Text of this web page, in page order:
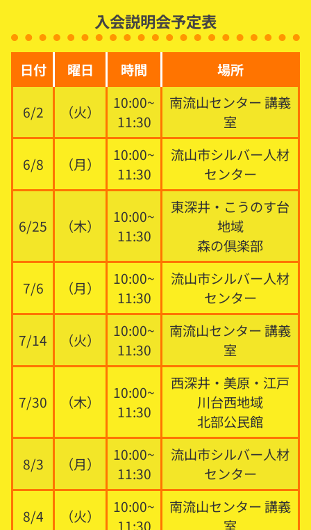
入会説明会予定表
日付 曜日 時間 場所
6/2 （火）
10:00~
11:30
南流山センター 講義
室
6/8 （月）
10:00~
11:30
流山市シルバー人材
センター
6/25 （木）
10:00~
11:30
東深井・こうのす台
地域
森の倶楽部
7/6 （月）
10:00~
11:30
流山市シルバー人材
センター
7/14 （火）
10:00~
11:30
南流山センター 講義
室
7/30 （木）
10:00~
11:30
西深井・美原・江戸
川台西地域
北部公民館
8/3 （月）
10:00~
11:30
流山市シルバー人材
センター
8/4 （火）
10:00~
11:30
南流山センター 講義
室